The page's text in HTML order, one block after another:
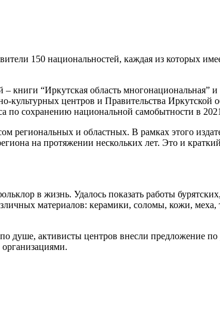
150 национальностей, каждая из которых
“Иркутская область многонациональная” и
центров и Правительства Иркутской
по сохранению национальной самобытности в
региональных и областных. В рамках этого
на протяжении нескольких лет. Это и
в жизнь. Удалось показать работы
материалов: керамики, соломы, кожи,
душе, активисты центров внесли предложение